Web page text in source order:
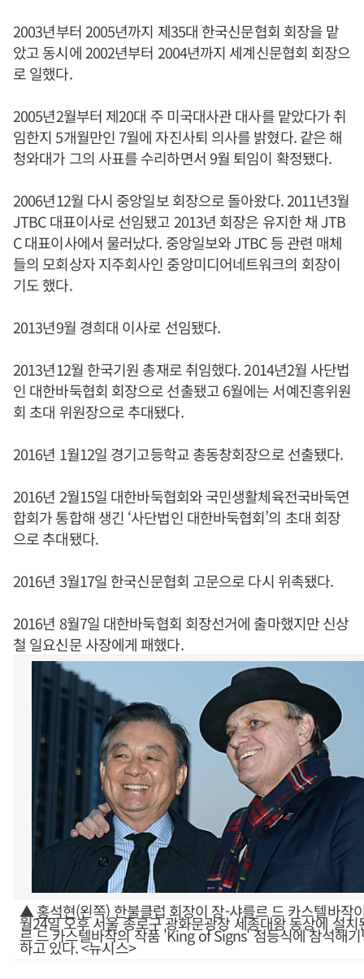
2003년부터 2005년까지 제35대 한국신문협회 회장을 맡
았고 동시에 2002년부터 2004년까지 세계신문협회 회장으
로 일했다.
2005년2월부터 제20대 주 미국대사관 대사를 맡았다가 취
임한지 5개월만인 7월에 자진사퇴 의사를 밝혔다. 같은 해
청와대가 그의 사표를 수리하면서 9월 퇴임이 확정됐다.
2006년12월 다시 중앙일보 회장으로 돌아왔다. 2011년3월
JTBC 대표이사로 선임됐고 2013년 회장은 유지한 채 JTB
C 대표이사에서 물러났다. 중앙일보와 JTBC 등 관련 매체
들의 모회상자 지주회사인 중앙미디어네트워크의 회장이
기도 했다.
2013년9월 경희대 이사로 선임됐다.
2013년12월 한국기원 총재로 취임했다. 2014년2월 사단법
인 대한바둑협회 회장으로 선출됐고 6월에는 서예진흥위원
회 초대 위원장으로 추대됐다.
2016년 1월12일 경기고등학교 총동창회장으로 선출됐다.
2016년 2월15일 대한바둑협회와 국민생활체육전국바둑연
합회가 통합해 생긴 ‘사단법인 대한바둑협회’의 초대 회장
으로 추대됐다.
2016년 3월17일 한국신문협회 고문으로 다시 위촉됐다.
2016년 8월7일 대한바둑협회 회장선거에 출마했지만 신상
철 일요신문 사장에게 패했다.
▲홍석현(왼쪽) 한불클럽 회장이 장-샤를르 드 카스텔바작
월24일 오후 서울 종로구 광화문광장 세종대왕 동상에 설치
르 드 카스텔바작의 작품 'King of Signs' 점등식에 참석해
하고 있다. <뉴시스>